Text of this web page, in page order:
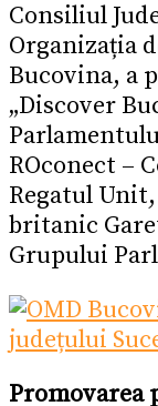
Consiliul
Organizația
Bucovina, a
„Discover
ROconect –
Regatul
britanic
Grupului